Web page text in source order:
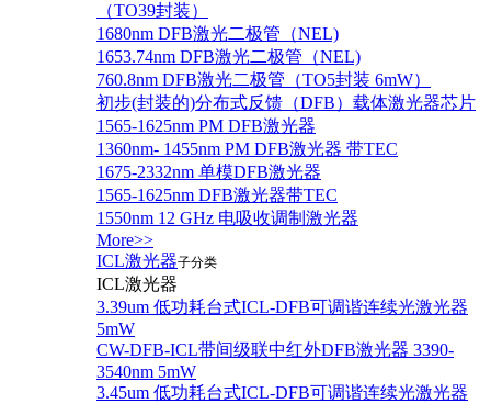
（TO39封装）
1680nm DFB激光二极管（NEL)
1653.74nm DFB激光二极管（NEL)
760.8nm DFB激光二极管（TO5封装 6mW）
初步(封装的)分布式反馈（DFB）载体激光器芯片
1565-1625nm PM DFB激光器
1360nm- 1455nm PM DFB激光器 带TEC
1675-2332nm 单模DFB激光器
1565-1625nm DFB激光器带TEC
1550nm 12 GHz 电吸收调制激光器
More>>
ICL激光器子分类
ICL激光器
3.39um 低功耗台式ICL-DFB可调谐连续光激光器
5mW
CW-DFB-ICL带间级联中红外DFB激光器 3390-
3540nm 5mW
3.45um 低功耗台式ICL-DFB可调谐连续光激光器